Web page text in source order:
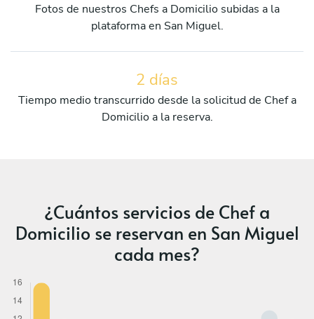
Fotos de nuestros Chefs a Domicilio subidas a la
plataforma en San Miguel.
2 días
Tiempo medio transcurrido desde la solicitud de Chef a
Domicilio a la reserva.
¿Cuántos servicios de Chef a
Domicilio se reservan en San Miguel
cada mes?